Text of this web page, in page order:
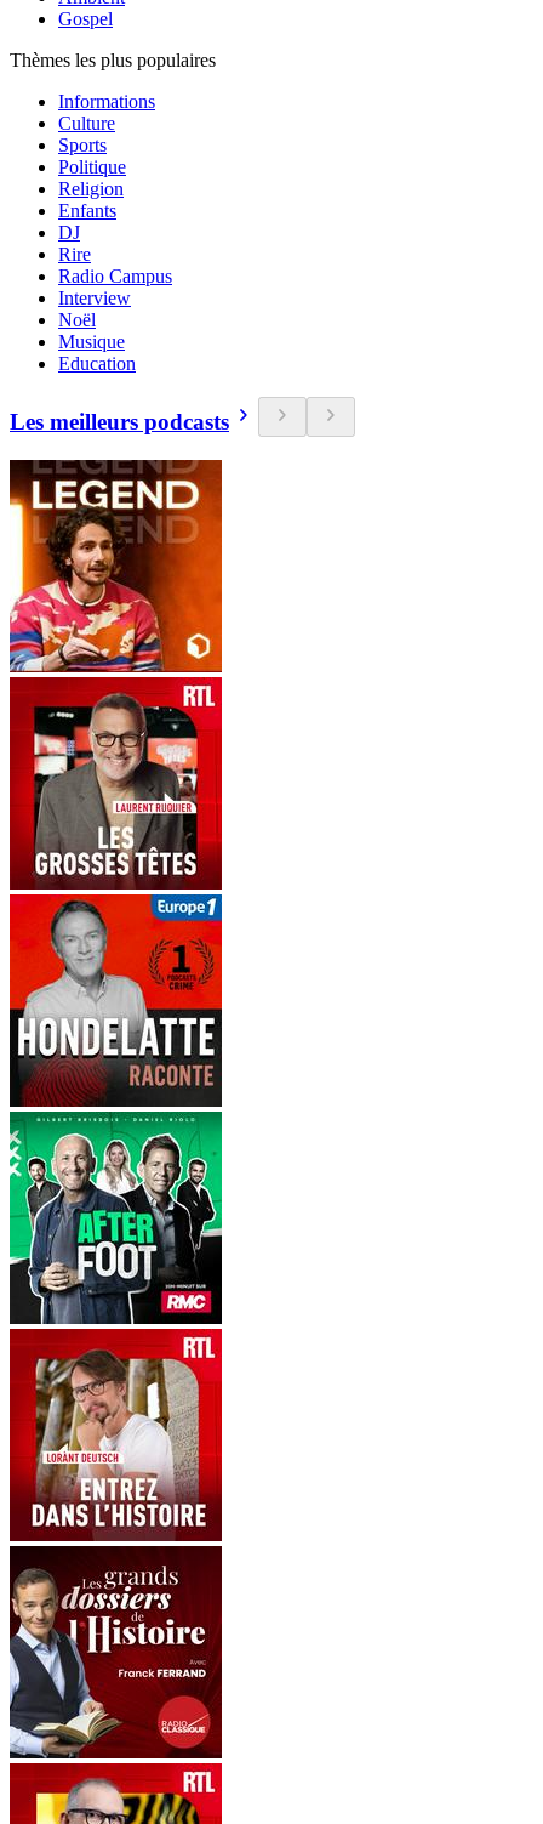
Gospel
Thèmes les plus populaires
Informations
Culture
Sports
Politique
Religion
Enfants
DJ
Rire
Radio Campus
Interview
Noël
Musique
Education
Les meilleurs podcasts